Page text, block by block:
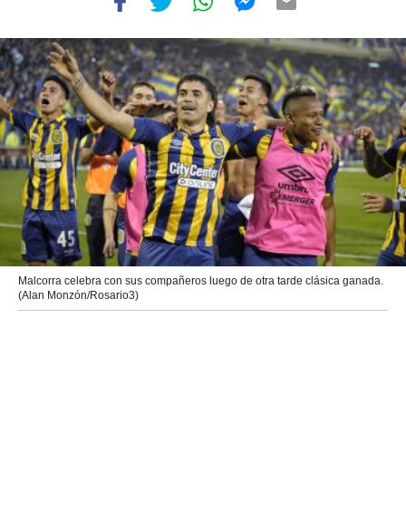
Malcorra celebra con sus compañeros luego de otra tarde clásica ganada.
(Alan Monzón/Rosario3)